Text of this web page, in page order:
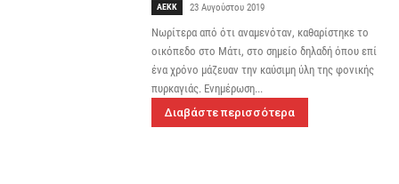
ΑΕΚΚ 23 Αυγούστου 2019
Νωρίτερα από ότι αναμενόταν, καθαρίστηκε το
οικόπεδο στο Μάτι, στο σημείο δηλαδή όπου επί
ένα χρόνο μάζευαν την καύσιμη ύλη της φονικής
πυρκαγιάς. Ενημέρωση...
Διαβάστε περισσότερα